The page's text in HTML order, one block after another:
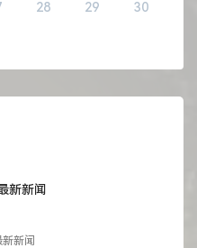
28 29 30
新新闻
新闻